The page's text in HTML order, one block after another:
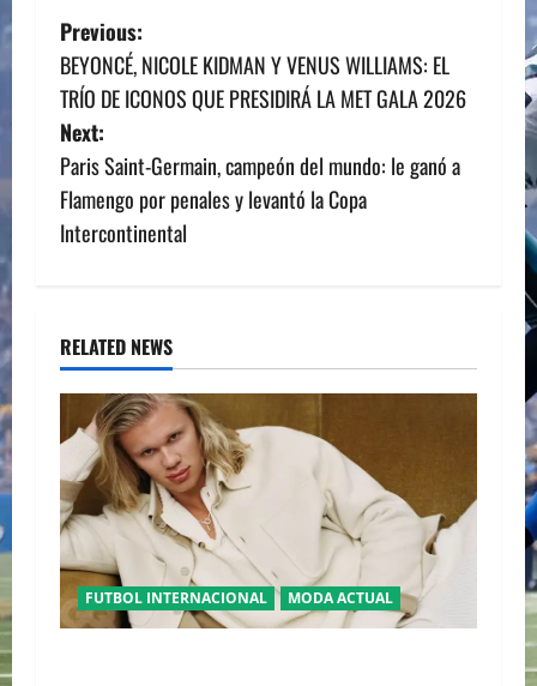
P
o
s
t
n
v
i
g
a
t
i
o
Previous:
BEYONCÉ, NICOLE KIDMAN Y VENUS WILLIAMS: EL
TRÍO DE ICONOS QUE PRESIDIRÁ LA MET GALA 2026
Next:
Paris Saint-Germain, campeón del mundo: le ganó a
Flamengo por penales y levantó la Copa
Intercontinental
RELATED NEWS
FUTBOL INTERNACIONAL MODA ACTUAL